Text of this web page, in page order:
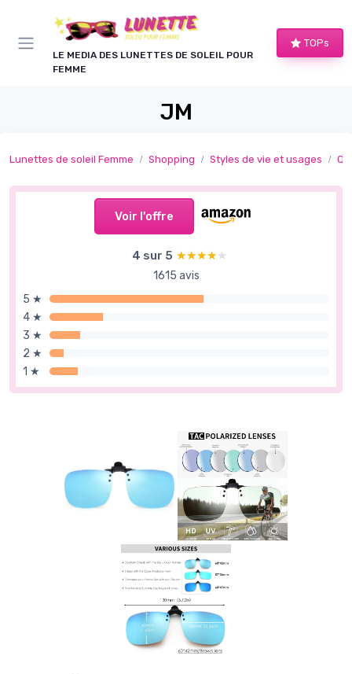
LE MEDIA DES LUNETTES DE SOLEIL POUR
FEMME
TOPs
JM
Lunettes de soleil Femme Shopping Styles de vie et usages
Voir l'offre
4 sur 5 ★★★★★
★★★★★
1615 avis
5 ★
4 ★
3 ★
2 ★
1 ★